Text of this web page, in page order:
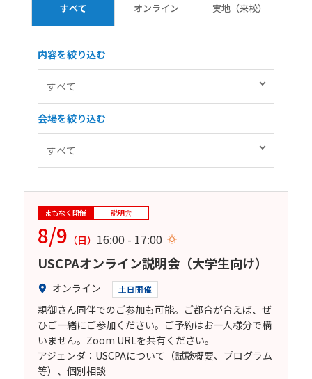
すべて オンライン 実地（来校）
内容を絞り込む
会場を絞り込む
まもなく開催 説明会
8/9 （日） 16:00 - 17:00
USCPAオンライン説明会（大学生向け）
オンライン 土日開催
親御さん同伴でのご参加も可能。ご都合が合えば、ぜ
ひご一緒にご参加ください。ご予約はお一人様分で構
いません。Zoom URLを共有ください。
アジェンダ：USCPAについて（試験概要、プログラム
等）、個別相談